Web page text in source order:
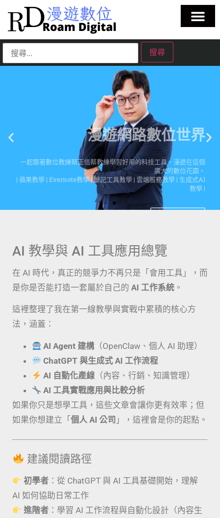
漫遊網路數位世界
一起跟著數位教練蔡正信蔡教練學習好用的科技工具、漫遊在這個
廣大的數位花園。
| 蘋果教學 | Evernote教學 | 筆記工具教學 | 雲端服務教學 | 生成式AI
點擊這裡
AI 教學與 AI 工具應用總覽
在 AI 時代，真正的競爭力不再只是「會用工具」，而
是你是否能打造一套屬於自己的 AI 工作系統 。
這裡整理了我在第一線教學與實戰中累積的核心方
法，涵蓋：
AI Agent 建構 （OpenClaw、個人 AI 助理）
ChatGPT 與生成式 AI 工作流程
AI 自動化產線 （內容、行銷、知識管理）
AI 工具實戰應用與比較分析
如果你只是想學工具，這些文章會讓你更有效率；但
如果你想建立「 個人 AI 公司 」，這裡會是你的起點。
建議閱讀路徑
初學者 ：從 ChatGPT 與 AI 工具基礎開始，理解
AI 如何協助日常工作
進階者 ：學習 AI 工作流程與自動化設計（內容生